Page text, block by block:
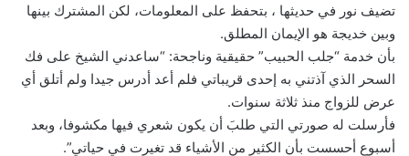
تضيف نور في حديثها ، بتحفظ على المعلومات، لكن المشترك بينها
وبين خديجة هو الإيمان المطلق.
بأن خدمة “جلب الحبيب” حقيقية وناجحة: “ساعدني الشيخ على فك
السحر الذي آذتني به إحدى قريباتي فلم أعد أدرس جيدا ولم أتلق أي
عرض للزواج منذ ثلاثة سنوات.
فأرسلت له صورتي التي طلبَ أن يكون شعري فيها مكشوفا، وبعد
أسبوع أحسست بأن الكثير من الأشياء قد تغيرت في حياتي”.